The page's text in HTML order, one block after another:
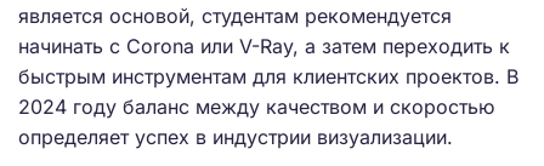
является основой, студентам рекомендуется
начинать с Corona или V-Ray, а затем переходить к
быстрым инструментам для клиентских проектов. В
2024 году баланс между качеством и скоростью
определяет успех в индустрии визуализации.